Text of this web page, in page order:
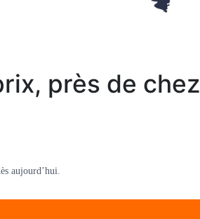
près de chez
aujourd’hui.